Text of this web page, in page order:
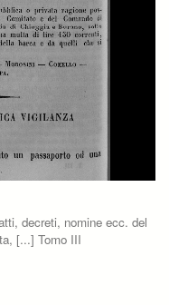
decreti, nomine ecc. del
[...] Tomo III